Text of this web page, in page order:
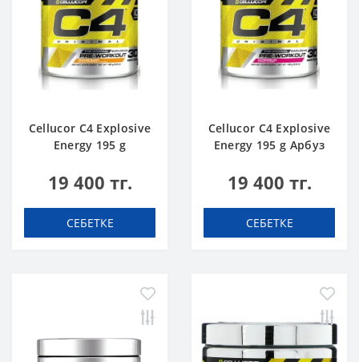
Cellucor C4 Explosive
Energy 195 g
19 400 тг.
СЕБЕТКЕ
Cellucor C4 Explosive
Energy 195 g Арбуз
19 400 тг.
СЕБЕТКЕ